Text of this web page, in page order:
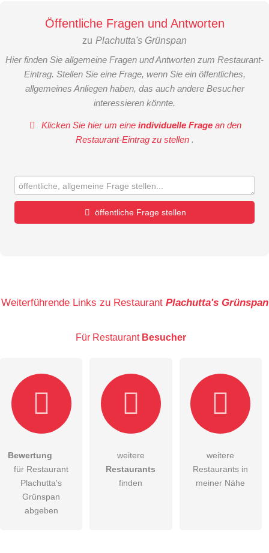
Öffentliche Fragen und Antworten
zu Plachutta's Grünspan
Hier finden Sie allgemeine Fragen und Antworten zum Restaurant-
Eintrag. Stellen Sie eine Frage, wenn Sie ein öffentliches,
allgemeines Anliegen haben, das auch andere Besucher
interessieren könnte.
Klicken Sie hier um eineindividuelle Frage an den
Restaurant-Eintrag zu stellen .
öffentliche Frage stellen
E-Mail-Adresse (wird nicht veröffentlicht)
Hiermit akzeptiere ich dieAGB
Die Datenschutzerklärung habe ich zur Kenntnis genommen.
öffentliche Frage stellen
Weiterführende Links zu Restaurant Plachutta's Grünspan
Für Restaurant Besucher
Bewertung
für Restaurant
Plachutta's
Grünspan
abgeben
weitere
Restaurants
finden
weitere
Restaurants in
meiner Nähe